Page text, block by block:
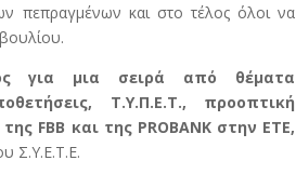
πεπραγμένων και στο τέλος όλοι να
για μια σειρά από θέματα
Τ.Υ.Π.Ε.Τ., προοπτική
FBB και της PROBANK στην ΕΤΕ,
Σ.Υ.Ε.Τ.Ε.